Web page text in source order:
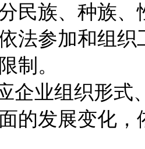
民族、种族
法参加和组
制。
企业组织形式
的发展变化